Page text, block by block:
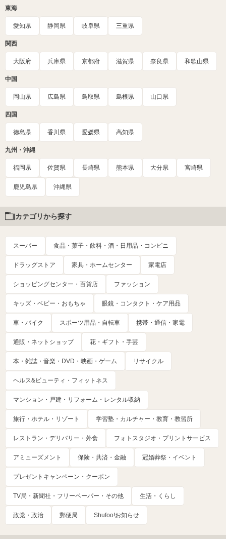
東海
愛知県 静岡県 岐阜県 三重県
関西
大阪府 兵庫県 京都府 滋賀県 奈良県 和歌山県
中国
岡山県 広島県 鳥取県 島根県 山口県
四国
徳島県 香川県 愛媛県 高知県
九州・沖縄
福岡県 佐賀県 長崎県 熊本県 大分県 宮崎県
鹿児島県 沖縄県
カテゴリから探す
スーパー 食品・菓子・飲料・酒・日用品・コンビニ
ドラッグストア 家具・ホームセンター 家電店
ショッピングセンター・百貨店 ファッション
キッズ・ベビー・おもちゃ 眼鏡・コンタクト・ケア用品
車・バイク スポーツ用品・自転車 携帯・通信・家電
通販・ネットショップ 花・ギフト・手芸
本・雑誌・音楽・DVD・映画・ゲーム リサイクル
ヘルス&ビューティ・フィットネス
マンション・戸建・リフォーム・レンタル収納
旅行・ホテル・リゾート 学習塾・カルチャー・教育・教習所
レストラン・デリバリー・外食 フォトスタジオ・プリントサービス
アミューズメント 保険・共済・金融 冠婚葬祭・イベント
プレゼントキャンペーン・クーポン
TV局・新聞社・フリーペーパー・その他 生活・くらし
政党・政治 郵便局 Shufoo!お知らせ